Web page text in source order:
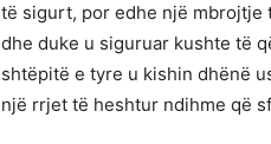
të sigurt, por edhe një mbrojtje
dhe duke u siguruar kushte të
shtëpitë e tyre u kishin dhënë
një rrjet të heshtur ndihme që